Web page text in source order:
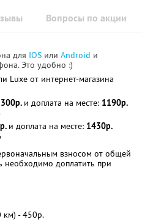
Вопросы по акции
для IOS или Android и
Это удобно :)
Luxe от интернет-магазина
300р. и доплата на месте: 1190р.
и доплата на месте: 1430р.
взносом от общей
необходимо доплатить при
- 450р.